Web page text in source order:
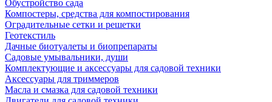
Обустройство сада
Компостеры, средства для компостирования
Оградительные сетки и решетки
Геотекстиль
Дачные биотуалеты и биопрепараты
Садовые умывальники, души
Комплектующие и аксессуары для садовой техники
Аксессуары для триммеров
Масла и смазка для садовой техники